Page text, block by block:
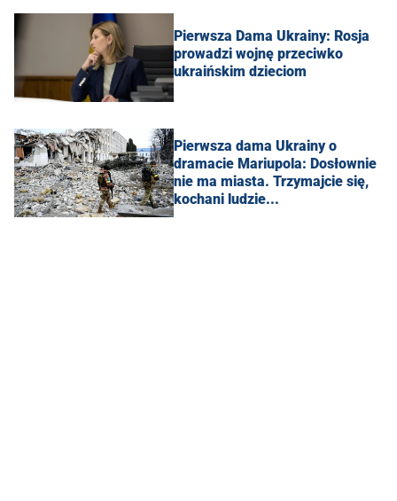
Pierwsza Dama Ukrainy: Rosja
prowadzi wojnę przeciwko
ukraińskim dzieciom
Pierwsza dama Ukrainy o
dramacie Mariupola: Dosłownie
nie ma miasta. Trzymajcie się,
kochani ludzie...